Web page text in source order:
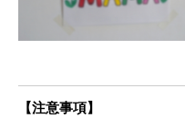
【注意事項】